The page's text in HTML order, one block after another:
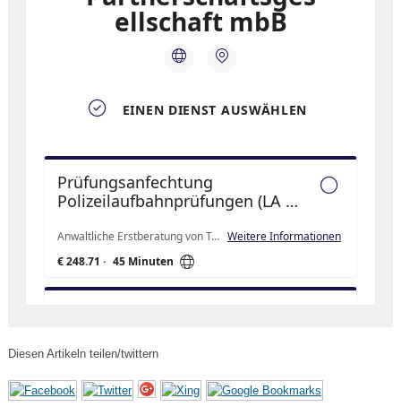
Diesen Artikeln teilen/twittern